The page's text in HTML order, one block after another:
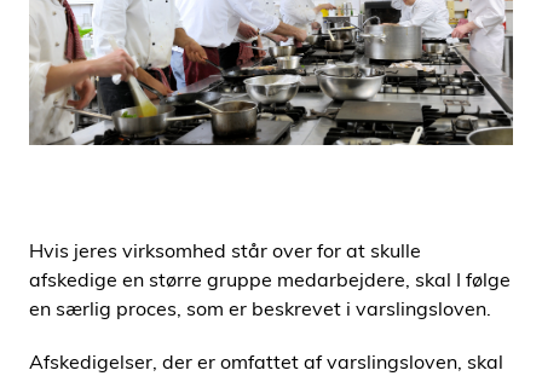
Hvis jeres virksomhed står over for at skulle
afskedige en større gruppe medarbejdere, skal I følge
en særlig proces, som er beskrevet i varslingsloven.
Afskedigelser, der er omfattet af varslingsloven, skal